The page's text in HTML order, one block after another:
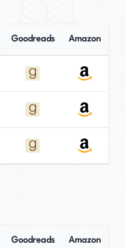
Goodreads Amazon
Goodreads Amazon